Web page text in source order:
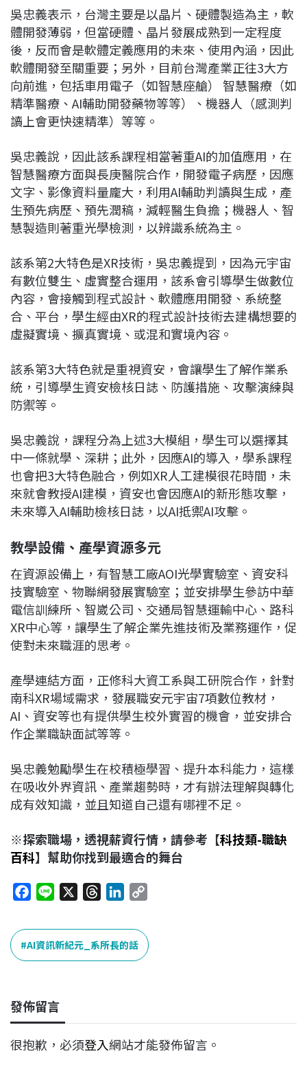
吳忠義表示，台灣主要是以晶片、硬體製造為主，軟
體開發薄弱，但當硬體、晶片發展成熟到一定程度
後，反而會是軟體定義應用的未來、使用內涵，因此
軟體開發至關重要；另外，目前台灣產業正往3大方
向前進，包括車用電子（如智慧座艙） 智慧醫療（如
精準醫療、AI輔助開發藥物等等）、機器人（感測判
讀上會更快速精準）等等。
吳忠義說，因此該系課程相當著重AI的加值應用，在
智慧醫療方面與長庚醫院合作，開發電子病歷，因應
文字、影像資料量龐大，利用AI輔助判讀與生成，產
生預先病歷、預先潤稿，減輕醫生負擔；機器人、智
慧製造則著重光學檢測，以辨識系統為主。
該系第2大特色是XR技術，吳忠義提到，因為元宇宙
有數位雙生、虛實整合運用，該系會引導學生做數位
內容，會接觸到程式設計、軟體應用開發、系統整
合、平台，學生經由XR的程式設計技術去建構想要的
虛擬實境、擴真實境、或混和實境內容。
該系第3大特色就是重視資安，會讓學生了解作業系
統，引導學生資安檢核日誌、防護措施、攻擊演練與
防禦等。
吳忠義說，課程分為上述3大模組，學生可以選擇其
中一條就學、深耕；此外，因應AI的導入，學系課程
也會把3大特色融合，例如XR人工建模很花時間，未
來就會教授AI建模，資安也會因應AI的新形態攻擊，
未來導入AI輔助檢核日誌，以AI抵禦AI攻擊。
教學設備、 產學資源多元
在資源設備上，有智慧工廠AOI光學實驗室、資安科
技實驗室、物聯網發展實驗室；並安排學生參訪中華
電信訓練所、智崴公司、交通局智慧運輸中心、路科
XR中心等，讓學生了解企業先進技術及業務運作，促
使對未來職涯的思考。
產學連結方面，正修科大資工系與工研院合作，針對
南科XR場域需求，發展職安元宇宙7項數位教材，
AI、資安等也有提供學生校外實習的機會，並安排合
作企業職缺面試等等。
吳忠義勉勵學生在校積極學習、提升本科能力，這樣
在吸收外界資訊、產業趨勢時，才有辦法理解與轉化
成有效知識，並且知道自己還有哪裡不足。
※探索職場，透視薪資行情，請參考【科技類-職缺
百科】幫助你找到最適合的舞台
c
e
b
o
k
n
e
r
e
a
n
k
e
y
AI資訊新紀元_系所長的話
發佈留言
很抱歉，必須登入網站才能發佈留言。